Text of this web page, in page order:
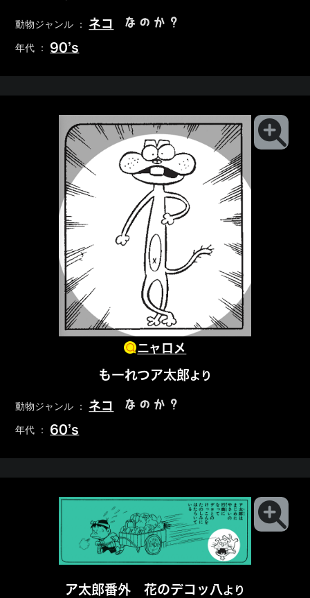
動物ジャンル ： ネコ なのか？
年代 ： 90’s
ニャロメ
もーれつア太郎より
動物ジャンル ： ネコ なのか？
年代 ： 60’s
ア太郎番外 花のデコッ八より